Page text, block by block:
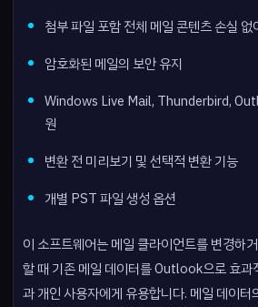
첨부 파일 포함 전체 메일 콘텐츠 손실 없
암호화된 메일의 보안 유지
Windows Live Mail, Thunderbird,
원
변환 전 미리보기 및 선택적 변환 기능
개별 PST 파일 생성 옵션
이 소프트웨어는 메일 클라이언트를 변경하
할 때 기존 메일 데이터를 Outlook으로 효과
과 개인 사용자에게 유용합니다. 메일 데이터